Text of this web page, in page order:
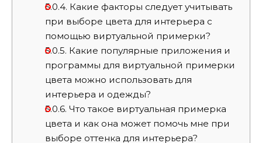
5.0.4. Какие факторы следует учитывать
при выборе цвета для интерьера с
помощью виртуальной примерки?
5.0.5. Какие популярные приложения и
программы для виртуальной примерки
цвета можно использовать для
интерьера и одежды?
5.0.6. Что такое виртуальная примерка
цвета и как она может помочь мне при
выборе оттенка для интерьера?